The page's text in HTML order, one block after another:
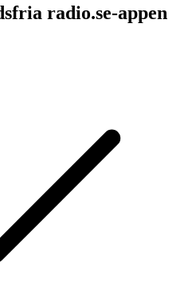
radio.se-appen